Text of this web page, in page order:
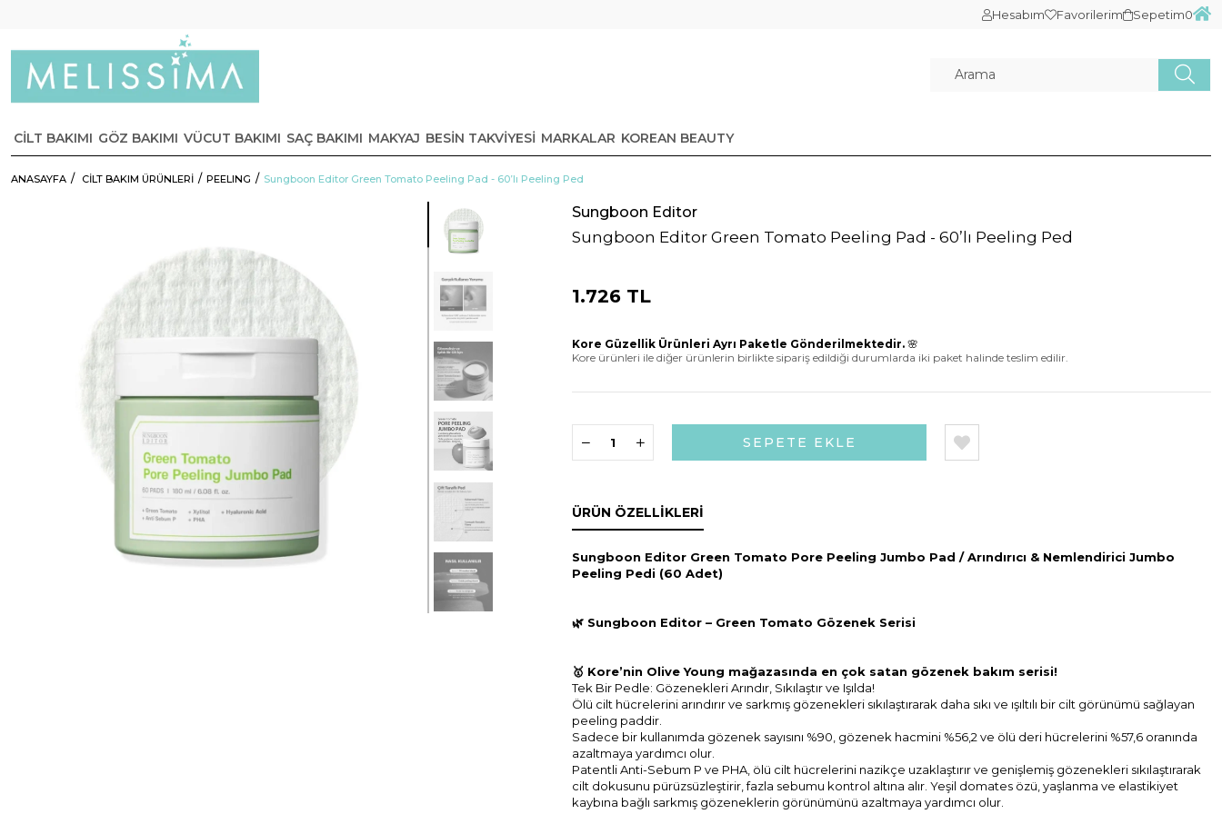
Hesabım Favorilerim Sepetim0
CİLT BAKIMI GÖZ BAKIMI VÜCUT BAKIMI SAÇ BAKIMI MAKYAJ BESİN TAKVİYESİ MARKALAR KOREAN BEAUTY
ANASAYFA CİLT BAKIM ÜRÜNLERİ PEELING Sungboon Editor Green Tomato Peeling Pad - 60’lı Peeling Ped
Sungboon Editor Green Tomato Peeling Pad - 60’lı Peeling Ped
Sungboon Editor
1.726 TL
Kore Güzellik Ürünleri Ayrı Paketle Gönderilmektedir. 🌸
Kore ürünleri ile diğer ürünlerin birlikte sipariş edildiği durumlarda iki paket halinde teslim edilir.
ÜRÜN ÖZELLIKLERI
Sungboon Editor Green Tomato Pore Peeling Jumbo Pad / Arındırıcı & Nemlendirici Jumbo
Peeling Pedi (60 Adet)
🌿 Sungboon Editor – Green Tomato Gözenek Serisi
🥇 Kore’nin Olive Young mağazasında en çok satan gözenek bakım serisi!
Tek Bir Pedle: Gözenekleri Arındır, Sıkılaştır ve Işılda!
Ölü cilt hücrelerini arındırır ve sarkmış gözenekleri sıkılaştırarak daha sıkı ve ışıltılı bir cilt görünümü sağlayan
peeling paddir.
Sadece bir kullanımda gözenek sayısını %90, gözenek hacmini %56,2 ve ölü deri hücrelerini %57,6 oranında
azaltmaya yardımcı olur.
Patentli Anti-Sebum P ve PHA, ölü cilt hücrelerini nazikçe uzaklaştırır ve genişlemiş gözenekleri sıkılaştırarak
cilt dokusunu pürüzsüzleştirir, fazla sebumu kontrol altına alır. Yeşil domates özü, yaşlanma ve elastikiyet
kaybına bağlı sarkmış gözeneklerin görünümünü azaltmaya yardımcı olur.